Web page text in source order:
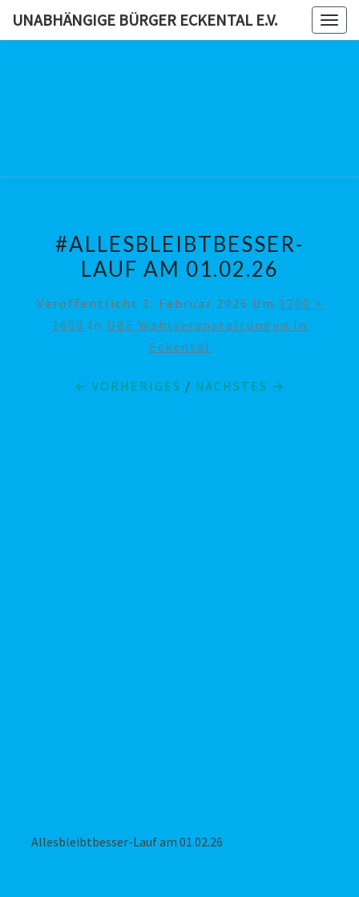
UNABHÄNGIGE BÜRGER ECKENTAL E.V.
#ALLESBLEIBTBESSER-
LAUF AM 01.02.26
Veröffentlicht 1. Februar 2026 Um 1200 ×
1600 In UBE Wahlveranstaltungen In
Eckental
← VORHERIGES / NÄCHSTES →
Allesbleibtbesser-Lauf am 01.02.26